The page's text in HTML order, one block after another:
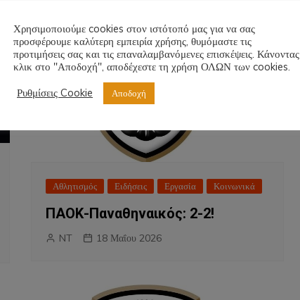
Αθλητισμός Ειδήσεις Εργασία Κοινωνικά
ΠΑΟΚ-Παναθηναικός: 2-2!
NT 18 Μαΐου 2026
Χρησιμοποιούμε cookies στον ιστότοπό μας για να σας
προσφέρουμε καλύτερη εμπειρία χρήσης, θυμόμαστε τις
προτιμήσεις σας και τις επαναλαμβανόμενες επισκέψεις. Κάνοντας
κλικ στο "Αποδοχή", αποδέχεστε τη χρήση ΟΛΩΝ των cookies.
Ρυθμίσεις Cookie
Αποδοχή